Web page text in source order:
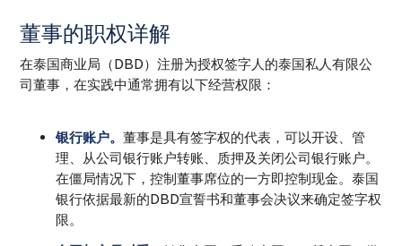
董事的职权详解
在泰国商业局（DBD）注册为授权签字人的泰国私人有限公
司董事，在实践中通常拥有以下经营权限：
银行账户。董事是具有签字权的代表，可以开设、管
理、从公司银行账户转账、质押及关闭公司银行账户。
在僵局情况下，控制董事席位的一方即控制现金。泰国
银行依据最新的DBD宣誓书和董事会决议来确定签字权
限。